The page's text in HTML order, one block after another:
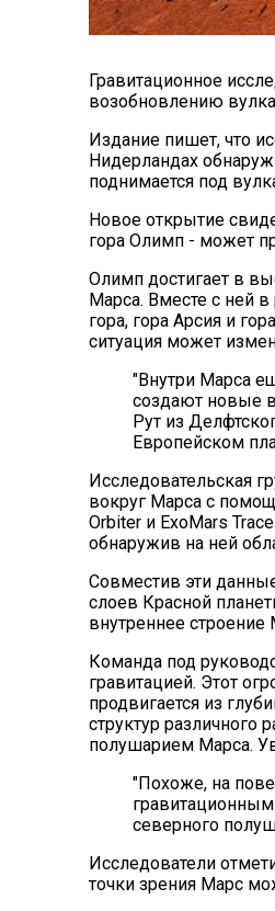
Гравитационное
возобновлению
Издание пишет, что
Нидерландах
поднимается под
Новое открытие
гора Олимп - может
Олимп достигает в
Марса. Вместе с ней
гора, гора Арсия и
ситуация может
"Внутри Марса
создают новые
Рут из
Европейском
Исследовательская
вокруг Марса с
Orbiter и ExoMars
обнаружив на ней
Совместив эти
слоев Красной
внутреннее
Команда под
гравитацией. Этот
продвигается из
структур различного
полушарием Марса.
"Похоже, на
северного
Исследователи
точки зрения Марс